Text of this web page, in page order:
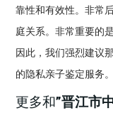
靠性和有效性。非常
庭关系。非常重要的
因此，我们强烈建议
的隐私亲子鉴定服务。
更多和”晋江市